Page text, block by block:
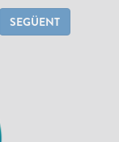
SEGÜENT